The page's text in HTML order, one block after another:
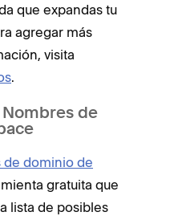
que expandas tu
agregar más
visita
.
Nombres de
dominio de
gratuita que
lista de posibles